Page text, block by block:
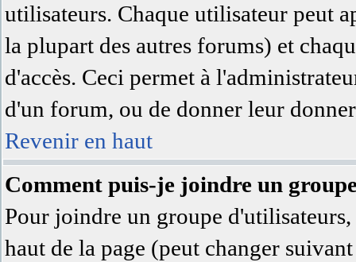
utilisateurs. Chaque utilisateur peut
la plupart des autres forums) et
d'accès. Ceci permet à
d'un forum, ou de donner leur
Revenir en haut
Comment puis-je joindre un
Pour joindre un groupe
haut de la page (peut changer